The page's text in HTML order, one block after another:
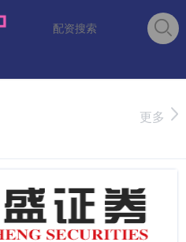
更多